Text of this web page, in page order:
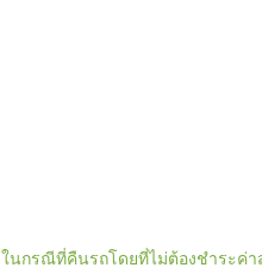
ในกรณีที่คืนรถโดยที่ไม่ต้องชำระค่